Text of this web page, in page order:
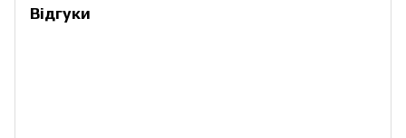
Відгуки